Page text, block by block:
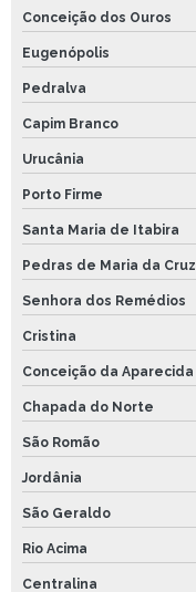
Conceição dos Ouros
Eugenópolis
Pedralva
Capim Branco
Urucânia
Porto Firme
Santa Maria de Itabira
Pedras de Maria da Cruz
Senhora dos Remédios
Cristina
Conceição da Aparecida
Chapada do Norte
São Romão
Jordânia
São Geraldo
Rio Acima
Centralina